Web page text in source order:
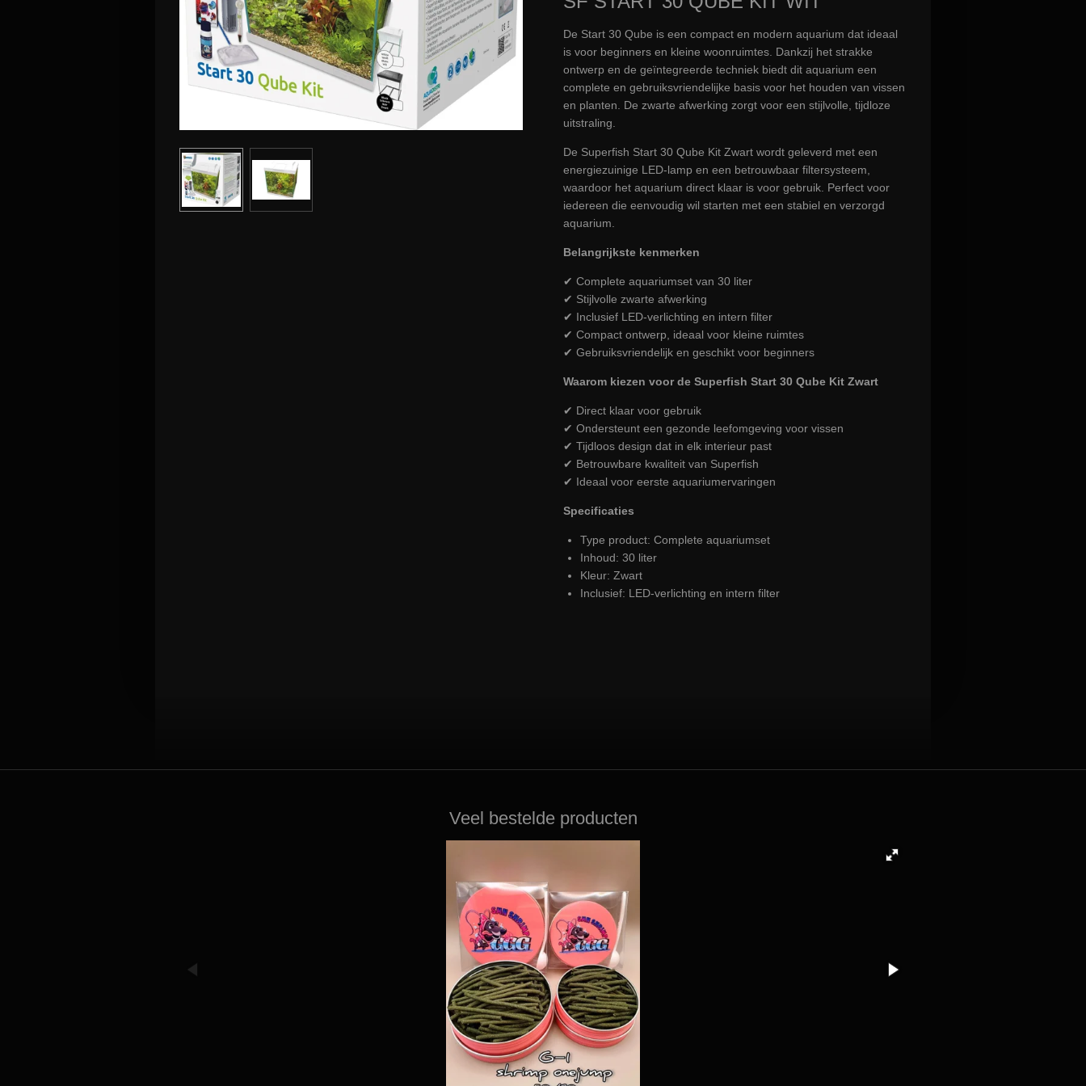
De Start 30 Qube is een compact en modern aquarium dat ideaal
is voor beginners en kleine woonruimtes. Dankzij het strakke
ontwerp en de geïntegreerde techniek biedt dit aquarium een
complete en gebruiksvriendelijke basis voor het houden van vissen
en planten. De zwarte afwerking zorgt voor een stijlvolle, tijdloze
uitstraling.
De Superfish Start 30 Qube Kit Zwart wordt geleverd met een
energiezuinige LED-lamp en een betrouwbaar filtersysteem,
waardoor het aquarium direct klaar is voor gebruik. Perfect voor
iedereen die eenvoudig wil starten met een stabiel en verzorgd
aquarium.
Belangrijkste kenmerken
✔ Complete aquariumset van 30 liter
✔ Stijlvolle zwarte afwerking
✔ Inclusief LED-verlichting en intern filter
✔ Compact ontwerp, ideaal voor kleine ruimtes
✔ Gebruiksvriendelijk en geschikt voor beginners
Waarom kiezen voor de Superfish Start 30 Qube Kit Zwart
✔ Direct klaar voor gebruik
✔ Ondersteunt een gezonde leefomgeving voor vissen
✔ Tijdloos design dat in elk interieur past
✔ Betrouwbare kwaliteit van Superfish
✔ Ideaal voor eerste aquariumervaringen
Specificaties
Type product: Complete aquariumset
Inhoud: 30 liter
Kleur: Zwart
Inclusief: LED-verlichting en intern filter
Veel bestelde producten